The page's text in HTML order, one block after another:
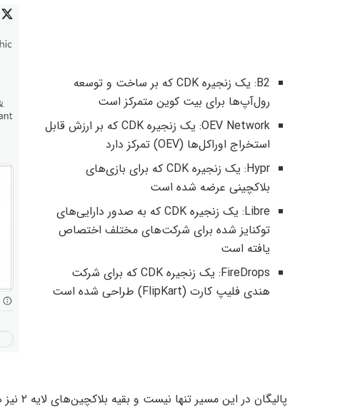
B2: یک زنجیره CDK که بر ساخت و توسعه
رول‌آپ‌ها برای بیت کوین متمرکز است
OEV Network: یک زنجیره CDK که بر ارزش قابل
استخراج اوراکل‌ها (OEV) تمرکز دارد
Hypr: یک زنجیره CDK که برای بازی‌های
بلاکچینی عرضه شده است
Libre: یک زنجیره CDK که به صدور دارایی‌های
توکنایز شده برای شرکت‌های مختلف اختصاص
یافته است
FireDrops: یک زنجیره CDK که برای شرکت
هندی فلیپ کارت (FlipKart) طراحی شده است